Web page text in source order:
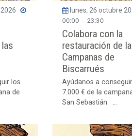
los
de
lunes, 26 octubre
00:00 - 23:30
Colabora con la
restauración de
Campanas de
Biscarrués
Ayúdanos a
7.000 € de la
San Sebastián. ...